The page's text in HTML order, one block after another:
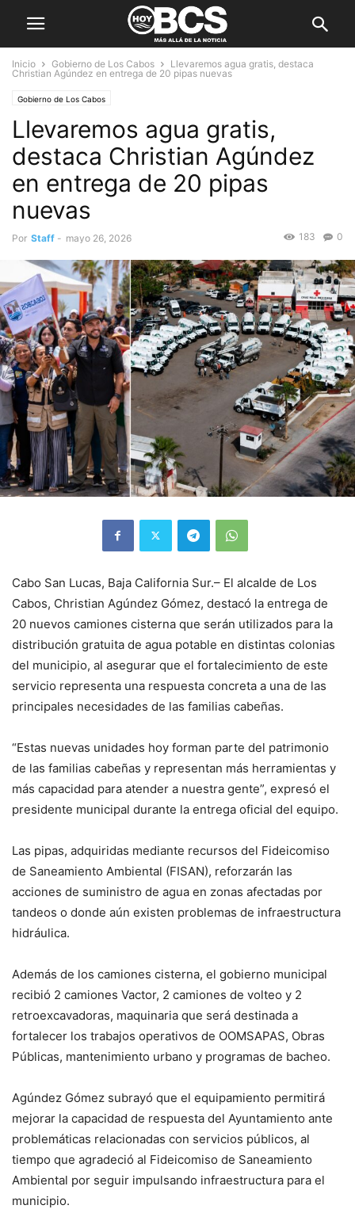
Inicio Gobierno de Los Cabos
Llevaremos agua gratis, destaca
Christian Agúndez en entrega de 20 pipas nuevas
Gobierno de Los Cabos
Llevaremos agua gratis,
destaca Christian Agúndez
en entrega de 20 pipas
nuevas
Por Staff - mayo 26, 2026 0
183
Cabo San Lucas, Baja California Sur.– El alcalde de Los
Cabos, Christian Agúndez Gómez, destacó la entrega de
20 nuevos camiones cisterna que serán utilizados para la
distribución gratuita de agua potable en distintas colonias
del municipio, al asegurar que el fortalecimiento de este
servicio representa una respuesta concreta a una de las
principales necesidades de las familias cabeñas.
“Estas nuevas unidades hoy forman parte del patrimonio
de las familias cabeñas y representan más herramientas y
más capacidad para atender a nuestra gente”, expresó el
presidente municipal durante la entrega oficial del equipo.
Las pipas, adquiridas mediante recursos del Fideicomiso
de Saneamiento Ambiental (FISAN), reforzarán las
acciones de suministro de agua en zonas afectadas por
tandeos o donde aún existen problemas de infraestructura
hidráulica.
Además de los camiones cisterna, el gobierno municipal
recibió 2 camiones Vactor, 2 camiones de volteo y 2
retroexcavadoras, maquinaria que será destinada a
fortalecer los trabajos operativos de OOMSAPAS, Obras
Públicas, mantenimiento urbano y programas de bacheo.
Agúndez Gómez subrayó que el equipamiento permitirá
mejorar la capacidad de respuesta del Ayuntamiento ante
problemáticas relacionadas con servicios públicos, al
tiempo que agradeció al Fideicomiso de Saneamiento
Ambiental por seguir impulsando infraestructura para el
municipio.